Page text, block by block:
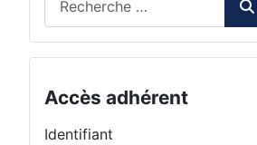
Accès adhérent
Identifiant